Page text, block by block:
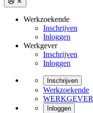
Werkzoekende
Inschrijven
Inloggen
Werkgever
Inschrijven
Inloggen
Inschrijven
Werkzoekende
WERKGEVER
Inloggen